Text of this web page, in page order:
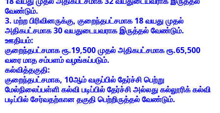
வேண்டும்.
3. மற்ற பிரிவினருக்கு, குறைந்தபட்சமாக 18 வயது முதல்
அதிகபட்சமாக 30 வயதுடையவராக இருத்தல் வேண்டும்.
ஊதியம்:
குறைந்தபட்சமாகரூ.19,500 முதல் அதிகபட்சமாக ரூ.65,500
வரைமாத சம்பளம் வழங்கப்படும்.
கல்வித்தகுதி:
குறைந்தபட்சமாக, 10ஆம் வகுப்பில் தேர்ச்சி பெற்று
மேல்நிலைப்பள்ளி கல்வி படிப்பில் தேர்ச்சிஅல்லது கல்லூரிக் கல்வி
படிப்பில் சேர்வதற்கான தகுதி பெற்றிருத்தல் வேண்டும்.